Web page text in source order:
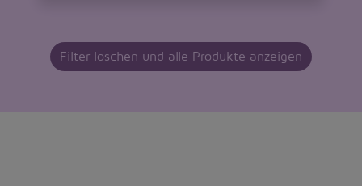
Filter löschen und alle Produkte anzeigen